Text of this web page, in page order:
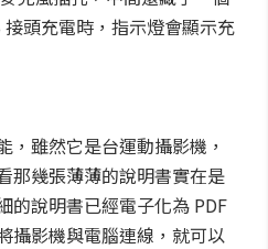
頭充電時，指示燈會顯示充
雖然它是台運動攝影機，
那幾張薄薄的說明書實在是
的說明書已經電子化為 PDF
攝影機與電腦連線，就可以